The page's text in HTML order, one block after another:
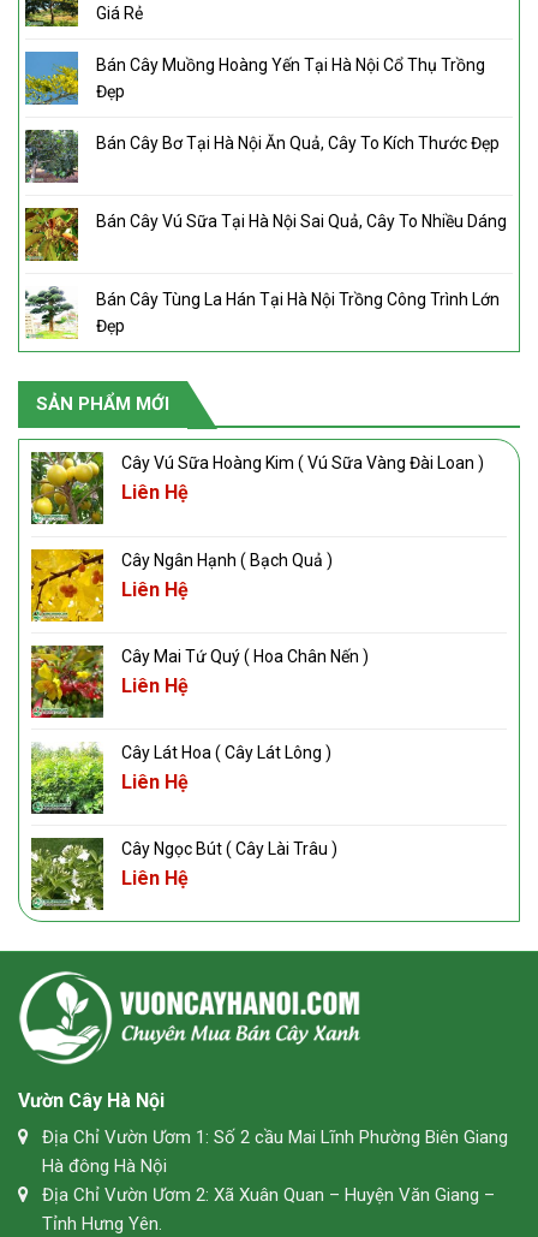
Giá Rẻ
Bán Cây Muồng Hoàng Yến Tại Hà Nội Cổ Thụ Trồng
Đẹp
Bán Cây Bơ Tại Hà Nội Ăn Quả, Cây To Kích Thước Đẹp
Bán Cây Vú Sữa Tại Hà Nội Sai Quả, Cây To Nhiều Dáng
Bán Cây Tùng La Hán Tại Hà Nội Trồng Công Trình Lớn
Đẹp
SẢN PHẨM MỚI
Cây Vú Sữa Hoàng Kim ( Vú Sữa Vàng Đài Loan )
Liên Hệ
Cây Ngân Hạnh ( Bạch Quả )
Liên Hệ
Cây Mai Tứ Quý ( Hoa Chân Nến )
Liên Hệ
Cây Lát Hoa ( Cây Lát Lông )
Liên Hệ
Cây Ngọc Bút ( Cây Lài Trâu )
Liên Hệ
Vườn Cây Hà Nội
Địa Chỉ Vườn Ươm 1: Số 2 cầu Mai Lĩnh Phường Biên Giang
Hà đông Hà Nội
Địa Chỉ Vườn Ươm 2: Xã Xuân Quan – Huyện Văn Giang –
Tỉnh Hưng Yên.